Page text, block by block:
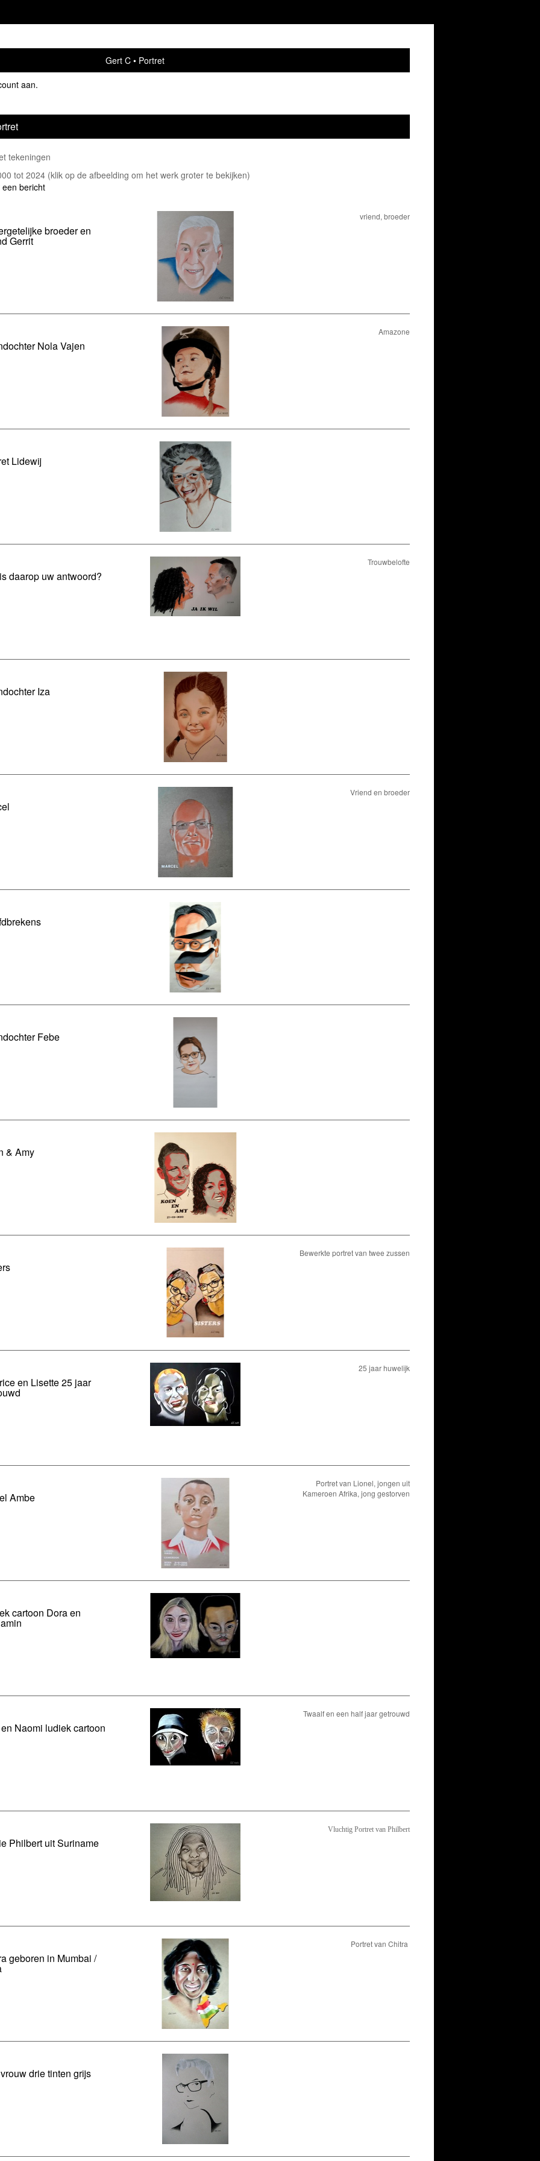
Gert C
Portret
aan.
tekeningen
tot 2024 (klik op de afbeelding om het werk groter te bekijken)
een bericht
broeder en
Gerrit
vriend, broeder
Nola Vajen
Amazone
Lidewij
daarop uw antwoord?
Trouwbelofte
Iza
Vriend en broeder
Febe
& Amy
Bewerkte portret van twee zussen
en Lisette 25 jaar
25 jaar huwelijk
Ambe
Portret van Lionel, jongen uit
Kameroen Afrika, jong gestorven
cartoon Dora en
Naomi ludiek cartoon
Twaalf en een half jaar getrouwd
Philbert uit Suriname
Vluchtig Portret van Philbert
geboren in Mumbai /
Portret van Chitra
drie tinten grijs